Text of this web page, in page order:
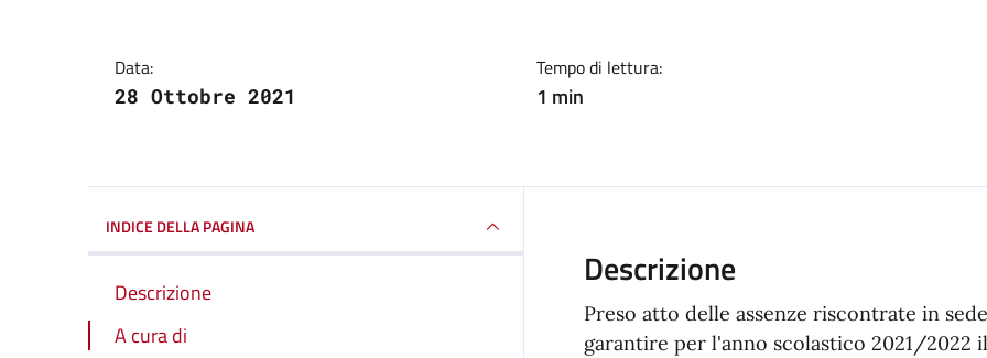
Data:
28 Ottobre 2021
Tempo di lettura:
1 min
INDICE DELLA PAGINA
Descrizione
A cura di
Descrizione
Preso atto delle assenze riscontrate in
garantire per l'anno scolastico 2021/2022